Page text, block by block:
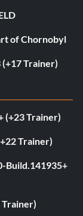
of Chornobyl
Trainer)
(+23 Trainer)
Trainer)
Build.141935+
Trainer)